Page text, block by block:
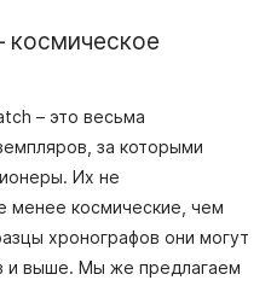
космическое
– это весьма
за которыми
Их не
менее космические, чем
хронографов они могут
и выше. Мы же предлагаем